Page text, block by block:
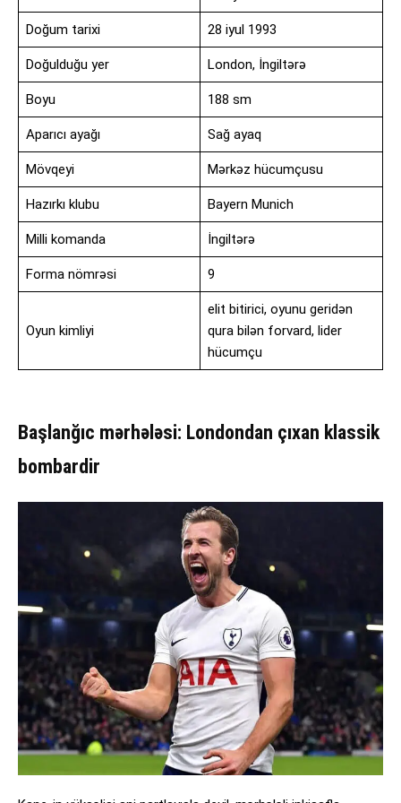
Doğum tarixi 28 iyul 1993
Doğulduğu yer London, İngiltərə
Boyu 188 sm
Aparıcı ayağı Sağ ayaq
Mövqeyi Mərkəz hücumçusu
Hazırkı klubu Bayern Munich
Milli komanda İngiltərə
Forma nömrəsi 9
Oyun kimliyi
elit bitirici, oyunu geridən
qura bilən forvard, lider
hücumçu
Başlanğıc mərhələsi: Londondan çıxan klassik
bombardir